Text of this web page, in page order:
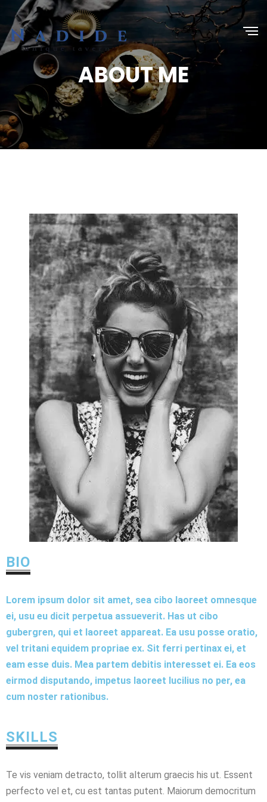
ABOUT ME
BIO
Lorem ipsum dolor sit amet, sea cibo laoreet omnesque
ei, usu eu dicit perpetua assueverit. Has ut cibo
gubergren, qui et laoreet appareat. Ea usu posse oratio,
vel tritani equidem propriae ex. Sit ferri pertinax ei, et
eam esse duis. Mea partem debitis interesset ei. Ea eos
eirmod disputando, impetus laoreet lucilius no per, ea
cum noster rationibus.
SKILLS
Te vis veniam detracto, tollit alterum graecis his ut. Essent
perfecto vel et, cu est tantas putent. Maiorum democritum